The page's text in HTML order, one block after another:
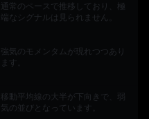
通常のペースで推移しており、極
端なシグナルは見られません。
強気のモメンタムが現れつつあり
ます。
移動平均線の大半が下向きで、弱
気の並びとなっています。